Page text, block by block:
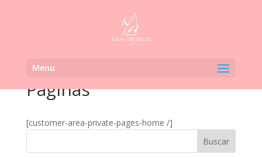
Menu
Páginas
[customer-area-private-pages-home /]